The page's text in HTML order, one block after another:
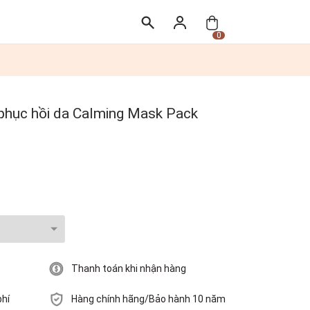
0
hồi da Calming Mask Pack
Thanh toán khi nhận hàng
Hàng chính hãng/Bảo hành 10 năm